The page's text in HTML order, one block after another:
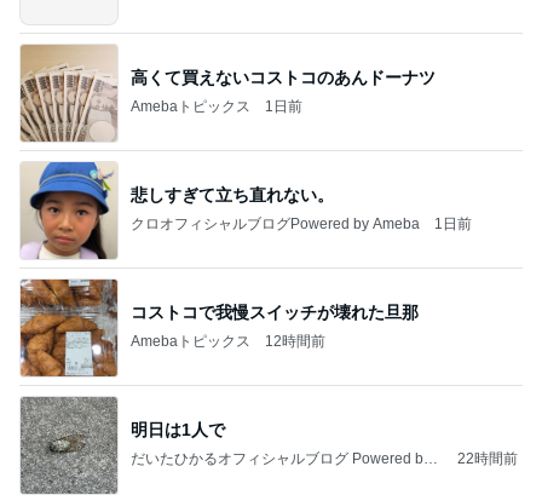
高くて買えないコストコのあんドーナツ
Amebaトピックス 1日前
悲しすぎて立ち直れない。
クロオフィシャルブログPowered by Ameba 1日前
コストコで我慢スイッチが壊れた旦那
Amebaトピックス 12時間前
明日は1人で
だいたひかるオフィシャルブログ Powered by
22時間前